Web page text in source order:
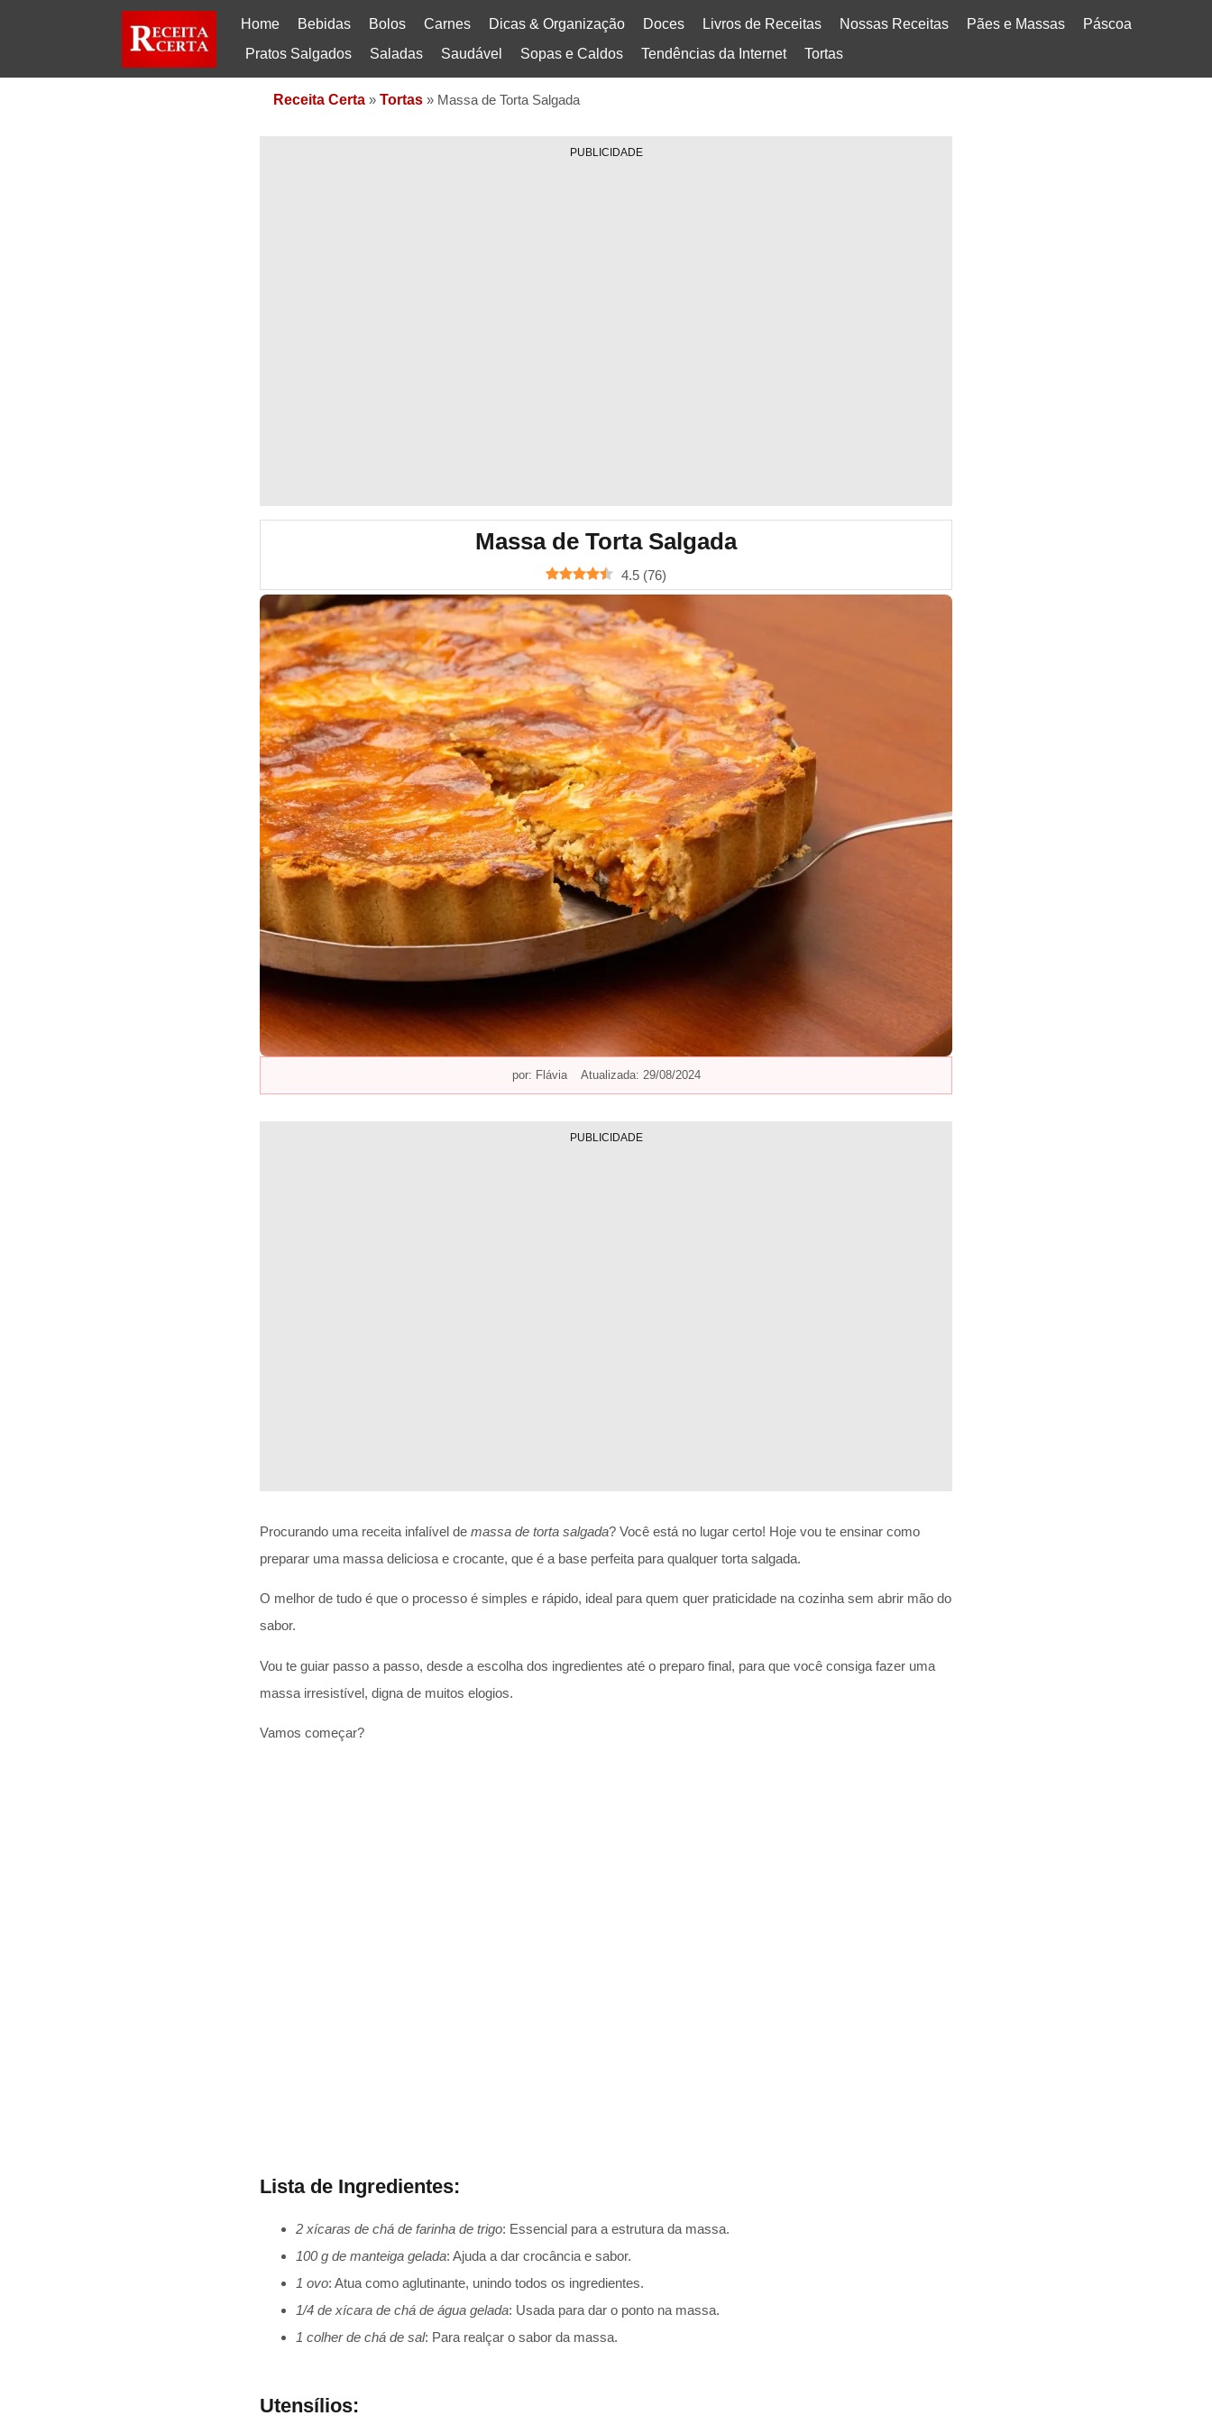
Home Bebidas Bolos Carnes Dicas & Organização Doces Livros de Receitas Nossas Receitas Pães e Massas
Páscoa
Pratos Salgados
Saladas Saudável Sopas e Caldos Tendências da Internet Tortas
Receita Certa » Tortas » Massa de Torta Salgada
PUBLICIDADE
Massa de Torta Salgada
4.5 (76)
por: Flávia Atualizada: 29/08/2024
PUBLICIDADE
Procurando uma receita infalível de massa de torta salgada? Você está no lugar certo! Hoje vou te ensinar como
preparar uma massa deliciosa e crocante, que é a base perfeita para qualquer torta salgada.
O melhor de tudo é que o processo é simples e rápido, ideal para quem quer praticidade na cozinha sem abrir mão do
sabor.
Vou te guiar passo a passo, desde a escolha dos ingredientes até o preparo final, para que você consiga fazer uma
massa irresistível, digna de muitos elogios.
Vamos começar?
Lista de Ingredientes:
2 xícaras de chá de farinha de trigo: Essencial para a estrutura da massa.
100 g de manteiga gelada: Ajuda a dar crocância e sabor.
1 ovo: Atua como aglutinante, unindo todos os ingredientes.
1/4 de xícara de chá de água gelada: Usada para dar o ponto na massa.
1 colher de chá de sal: Para realçar o sabor da massa.
Utensílios: